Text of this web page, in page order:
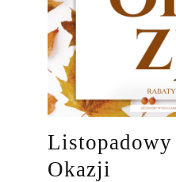
Listopadowy
Okazji